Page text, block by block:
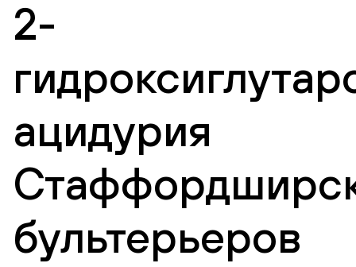
2-
ацидурия
бультерьеров